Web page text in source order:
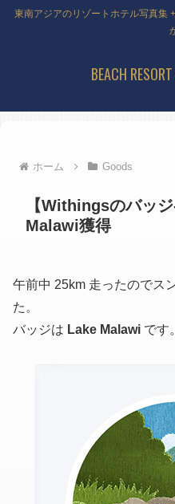
東南アジアのリゾートホテル写真集
BEACH
ホーム Goods
【Withingsのバッ
Malawi獲得
午前中 25km 走ったのでス
た。
バッジは Lake Malawi です。